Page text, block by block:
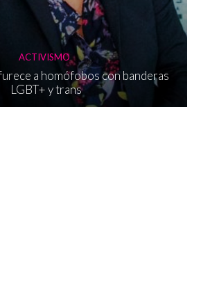
ACTIVISMO
a homófobos con banderas
LGBT+ y trans